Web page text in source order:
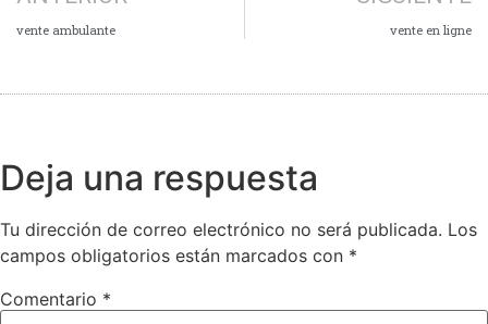
vente ambulante vente en ligne
Deja una respuesta
Tu dirección de correo electrónico no será publicada. Los
campos obligatorios están marcados con *
Comentario *